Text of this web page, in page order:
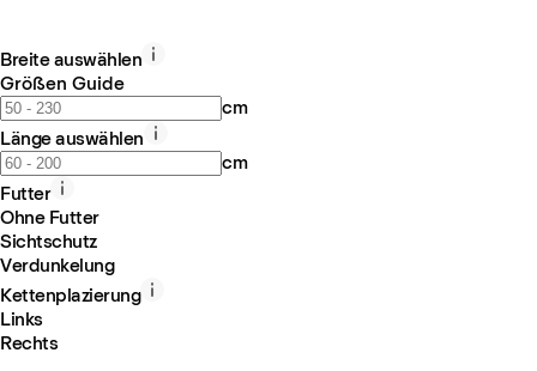
Breite auswählen
Größen Guide
cm
Länge auswählen
cm
Futter
Ohne Futter
Sichtschutz
Verdunkelung
Kettenplazierung
Links
Rechts